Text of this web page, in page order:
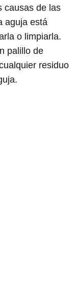
causas de las
aguja está
o limpiarla.
palillo de
residuo